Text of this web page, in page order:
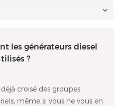
les générateurs diesel
?
croisé des groupes
même si vous ne vous en